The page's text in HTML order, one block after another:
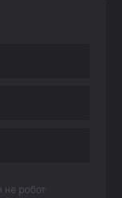
не робот